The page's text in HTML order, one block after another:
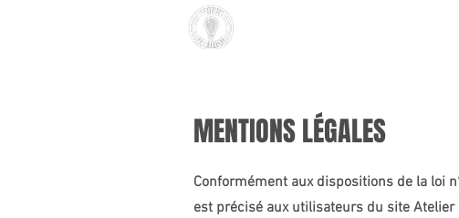
MENTIONS LÉGALES
Conformément aux dispositions de la loi
est précisé aux utilisateurs du site